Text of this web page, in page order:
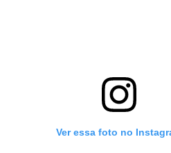
Ver essa foto no